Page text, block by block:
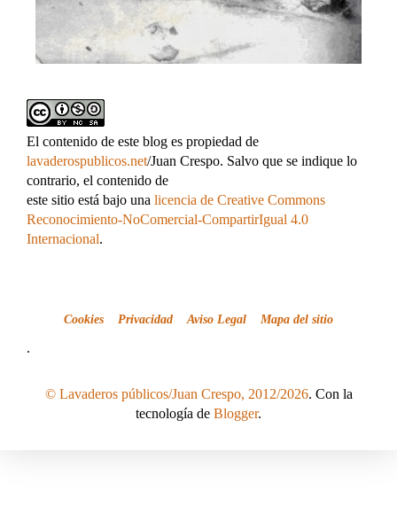
El contenido de este blog es propiedad de
lavaderospublicos.net/Juan Crespo. Salvo que se indique lo
contrario, el contenido de
este sitio está bajo una licencia de Creative Commons
Reconocimiento-NoComercial-CompartirIgual 4.0
Internacional.
Cookies Privacidad Aviso Legal Mapa del sitio
.
© Lavaderos públicos/Juan Crespo, 2012/2026. Con la
tecnología de Blogger.